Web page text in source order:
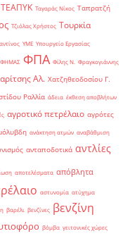
ΤΕΑΠΥΚ Ταγαράς Νίκος Ταπρατζή
Τζιόλας Χρήστος Τουρκία
ΥΜΕ Υπουργείο Εργασίας
ΦΗΜΑΣ ΦΠΑ Φίλης Ν. Φραγκογιάννης
Αλ. Χατζηθεοδοσίου Γ.
Ραλλία άδεια έκθεση αποβλήτων
αγροτικό πετρέλαιο αγρότες
ανάκτηση ατμών αναβάθμιση
ανταποδοτικά αντλίες
αποτελέσματα απόβλητα
αστυνομία ατύχημα
βαρέλι βενζίνες βενζίνη
βόμβα γειτονικές χώρες